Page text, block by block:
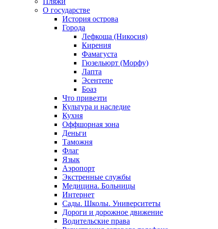
О государстве
История острова
Города
Лефкоша (Никосия)
Кирения
Фамагуста
Гюзельюрт (Морфу)
Лапта
Эсентепе
Боаз
Что привезти
Культура и наследие
Кухня
Оффшорная зона
Деньги
Таможня
Флаг
Язык
Аэропорт
Экстренные службы
Медицина. Больницы
Интернет
Сады. Школы. Университеты
Дороги и дорожное движение
Водительские права